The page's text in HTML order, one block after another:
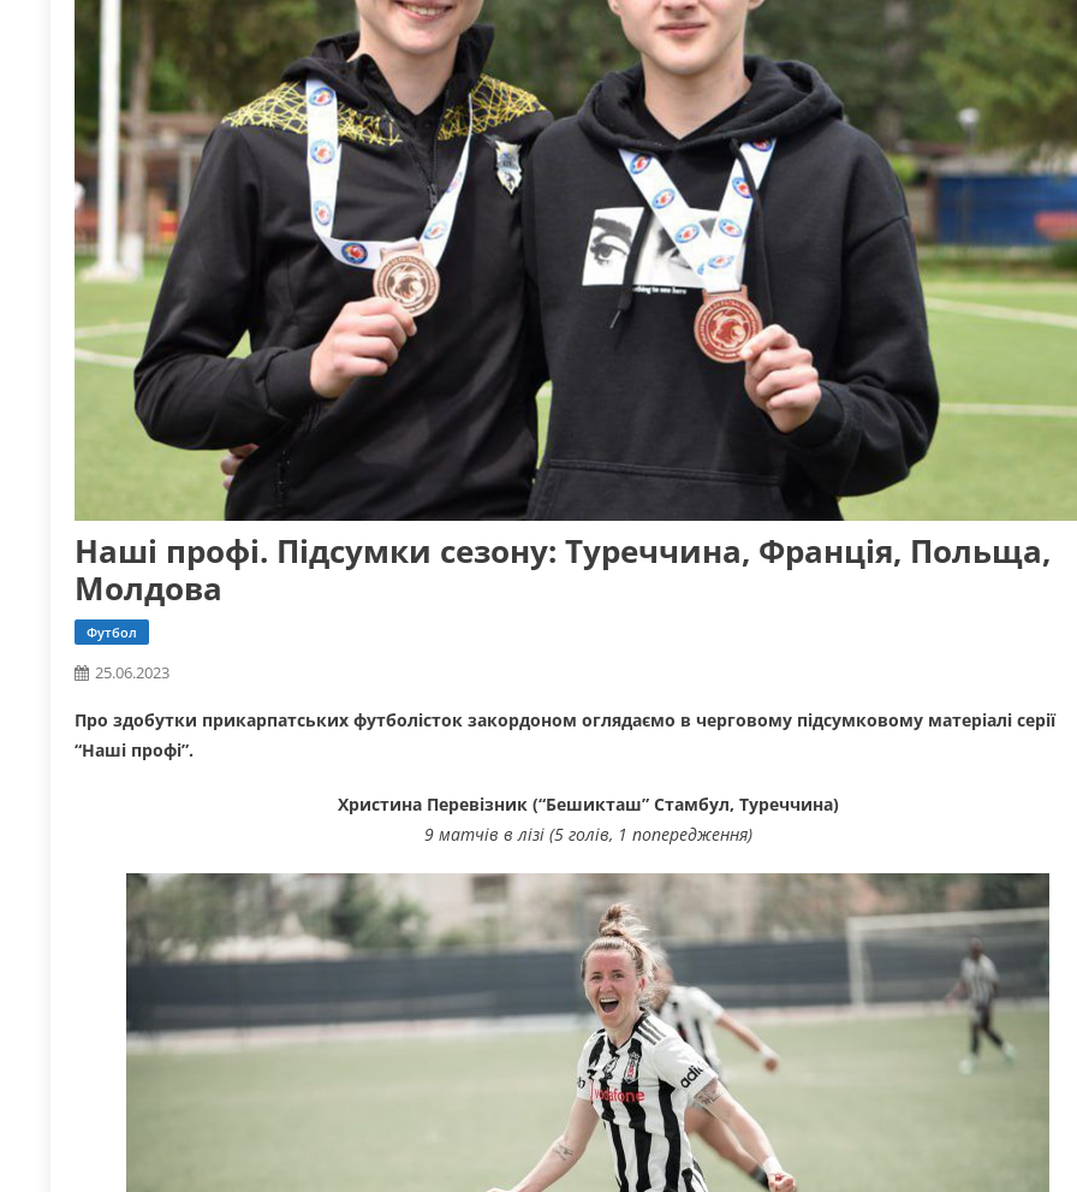
Наші профі. Підсумки сезону: Туреччина, Франція, Польща,
Молдова
Футбол
25.06.2023
Про здобутки прикарпатських футболісток закордоном оглядаємо в черговому підсумковому матеріалі серії
“Наші профі”.
Христина Перевізник (“Бешикташ” Стамбул, Туреччина)
9 матчів в лізі (5 голів, 1 попередження)